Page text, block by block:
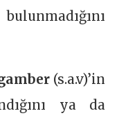
(s.a.v)’in
ya da